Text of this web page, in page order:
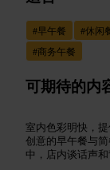
#早午餐 #休闲
#商务午餐
可期待的内
室内色彩明快，
创意的早午餐与
中，店内谈话声